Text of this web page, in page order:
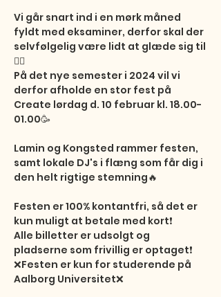
Vi går snart ind i en mørk måned
fyldt med eksaminer, derfor skal der
selvfølgelig være lidt at glæde sig til
😮‍💨
På det nye semester i 2024 vil vi
derfor afholde en stor fest på
Create lørdag d. 10 februar kl. 18.00-
01.00🥳
Lamin og Kongsted rammer festen,
samt lokale DJ's i flæng som får dig i
den helt rigtige stemning🔥
Festen er 100% kontantfri, så det er
kun muligt at betale med kort❗️
Alle billetter er udsolgt og
pladserne som frivillig er optaget❗️
❌Festen er kun for studerende på
Aalborg Universitet❌